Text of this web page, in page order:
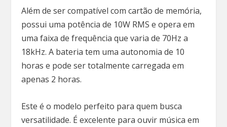
Além de ser compatível com cartão de memória,
possui uma potência de 10W RMS e opera em
uma faixa de frequência que varia de 70Hz a
18kHz. A bateria tem uma autonomia de 10
horas e pode ser totalmente carregada em
apenas 2 horas.
Este é o modelo perfeito para quem busca
versatilidade. É excelente para ouvir música em